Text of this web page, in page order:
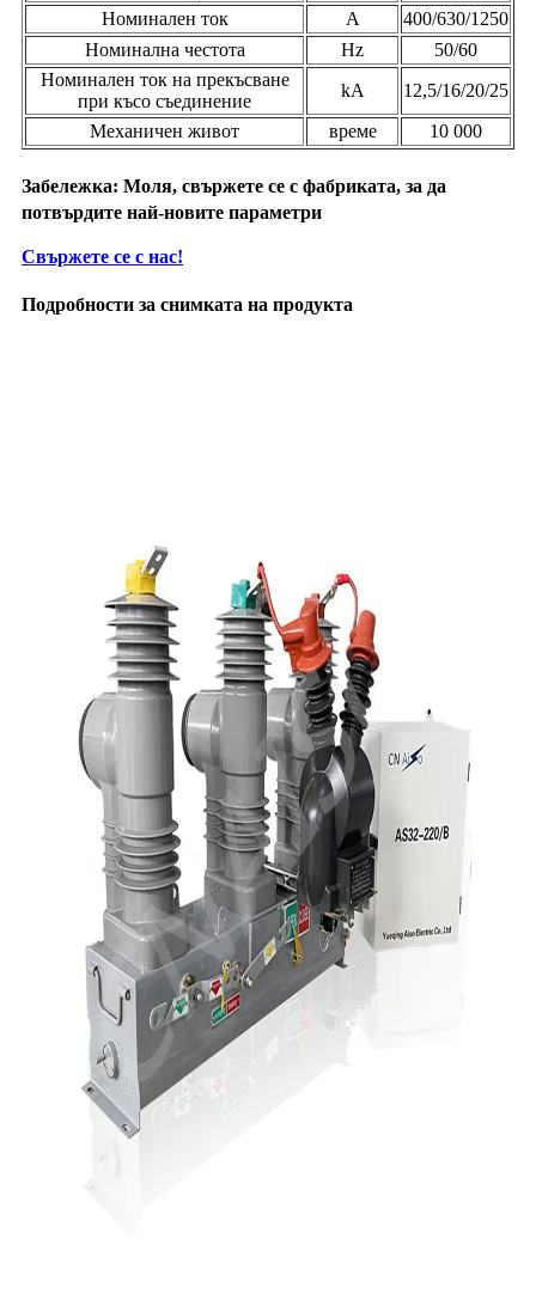
Номинален ток
A
400/630/1250
Номинална честота
Hz
50/60
Номинален ток на прекъсване
при късо съединение
kA
12,5/16/20/25
Механичен живот
време 10 000
Забележка: Моля, свържете се с фабриката, за да
потвърдите най-новите параметри
Свържете се с нас!
Подробности за снимката на продукта